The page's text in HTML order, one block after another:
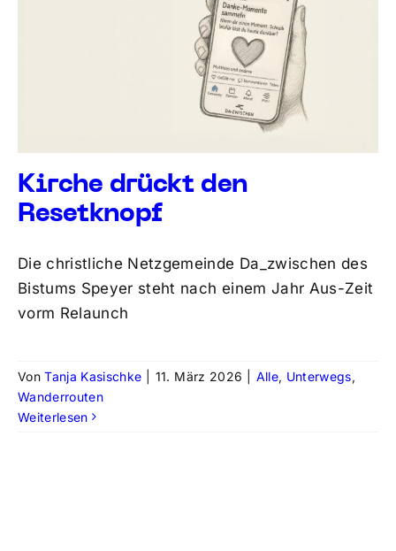
Kirche drückt den
Resetknopf
Die christliche Netzgemeinde Da_zwischen des
Bistums Speyer steht nach einem Jahr Aus-Zeit
vorm Relaunch
VonTanja Kasischke 11. März 2026 Alle, Unterwegs,
Wanderrouten
Weiterlesen